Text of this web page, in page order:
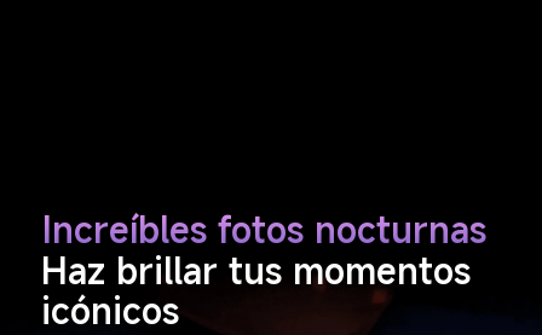
Increíbles fotos nocturnas
Haz brillar tus momentos
icónicos